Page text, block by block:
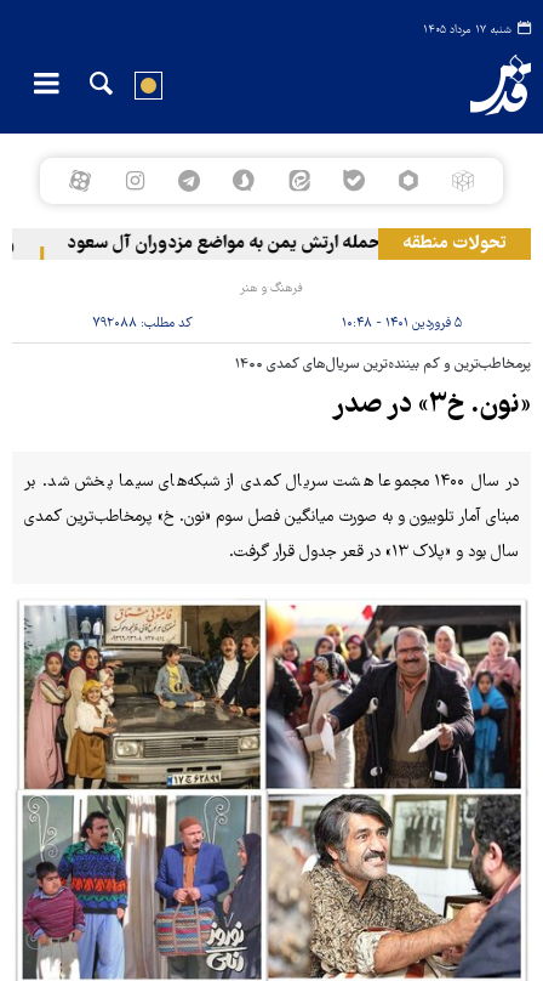
شنبه ۱۷ مرداد ۱۴۰۵
تحولات منطقهحمله ارتش یمن به مواضع مزدوران آل سعود رویترز: عربستان ۸۶ درصد از
فرهنگ و هنر
۵ فروردین ۱۴۰۱ - ۱۰:۴۸ کد مطلب:۷۹۲۰۸۸
پرمخاطب‌ترین و کم بیننده‌ترین سریال‌های کمدی ۱۴۰۰
«نون. خ۳» در صدر
در سال ۱۴۰۰ مجموعا هشت سریال کمدی از شبکه‌های سیما پخش شد. بر
مبنای آمار تلوبیون و به صورت میانگین فصل سوم «نون. خ» پرمخاطب‌ترین کمدی
سال بود و «پلاک ۱۳» در قعر جدول قرار گرفت.